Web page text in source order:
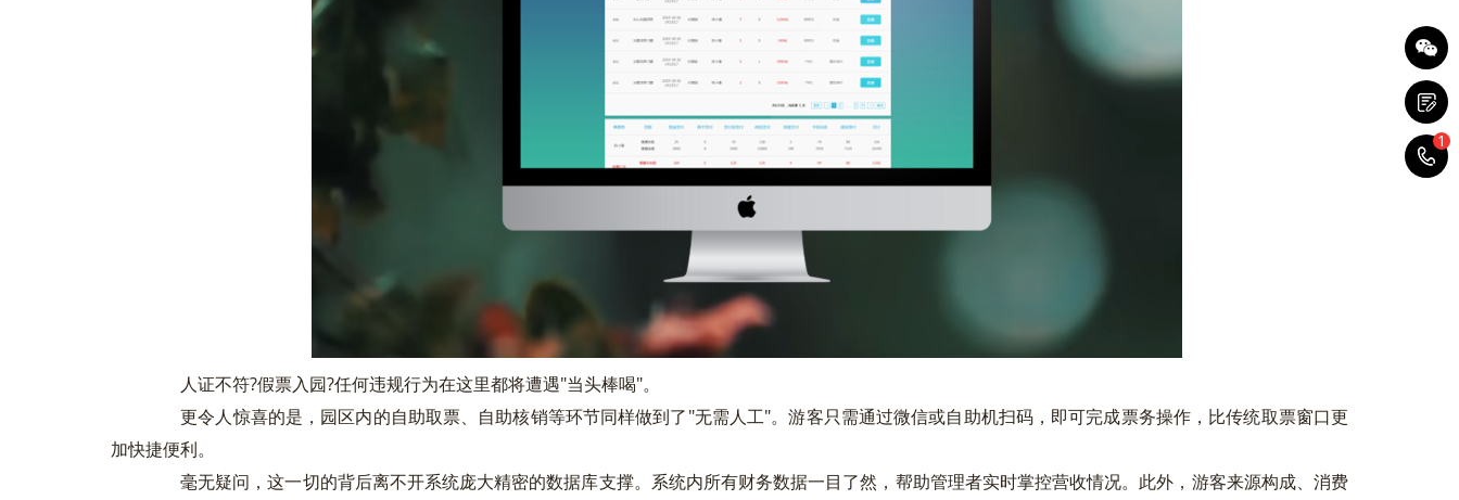
人证不符?假票入园?任何违规行为在这里都将遭遇"当头棒喝"。
更令人惊喜的是，园区内的自助取票、自助核销等环节同样做到了"无需人工"。游客只需通过微信或自助机扫码，即可完成票务操作，比传统取票窗口更
加快捷便利。
毫无疑问，这一切的背后离不开系统庞大精密的数据库支撑。系统内所有财务数据一目了然，帮助管理者实时掌控营收情况。此外，游客来源构成、消费
1